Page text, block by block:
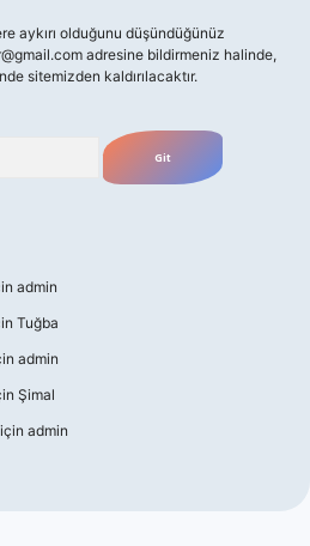
aykırı olduğunu düşündüğünüz
adresine bildirmeniz halinde,
sitemizden kaldırılacaktır.
admin
Tuğba
admin
Şimal
için admin